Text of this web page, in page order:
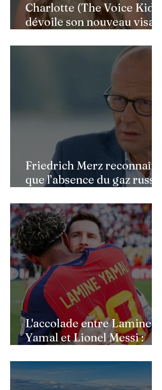
Charlotte (The Voice Kids)
dévoile son nouveau visage
faciale : une renaissance
bouleversante pour ses 16
Friedrich Merz reconnaît
que l’absence du gaz russe
l’économie allemande
L'accolade entre Lamine
Yamal et Lionel Messi :
témoin après le sacre de
l'Espagne